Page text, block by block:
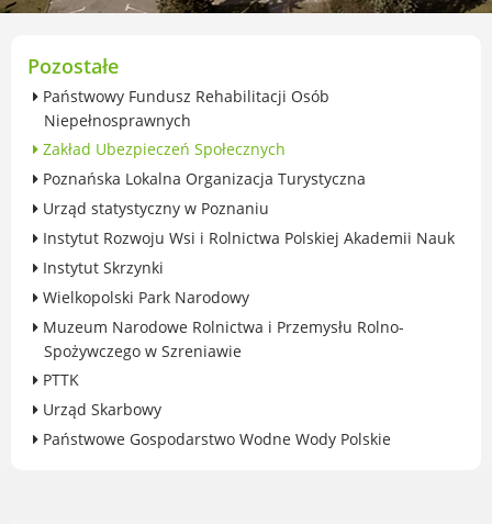
przekształceniowa
Ochrona środowiska
Edukacja ekologiczna
SZYKUJ SIĘ NA ZMIANY KLIMATU
Komunikacja miejska
Rolnictwo
Zwierzęta
Organizacje pozarządowe
Centrum Organizacji Pozarządowych
Karty honorowane w Luboniu
Duża Rodzina
Konsultacje społeczne i ewaluacje
Konkursy miejskie
Fundusze UE i krajowe
Pozostałe
Państwowy Fundusz Rehabilitacji Osób
Niepełnosprawnych
Zakład Ubezpieczeń Społecznych
Poznańska Lokalna Organizacja Turystyczna
Urząd statystyczny w Poznaniu
Instytut Rozwoju Wsi i Rolnictwa Polskiej Akademii Nauk
Instytut Skrzynki
Wielkopolski Park Narodowy
Muzeum Narodowe Rolnictwa i Przemysłu Rolno-
Spożywczego w Szreniawie
PTTK
Urząd Skarbowy
Państwowe Gospodarstwo Wodne Wody Polskie